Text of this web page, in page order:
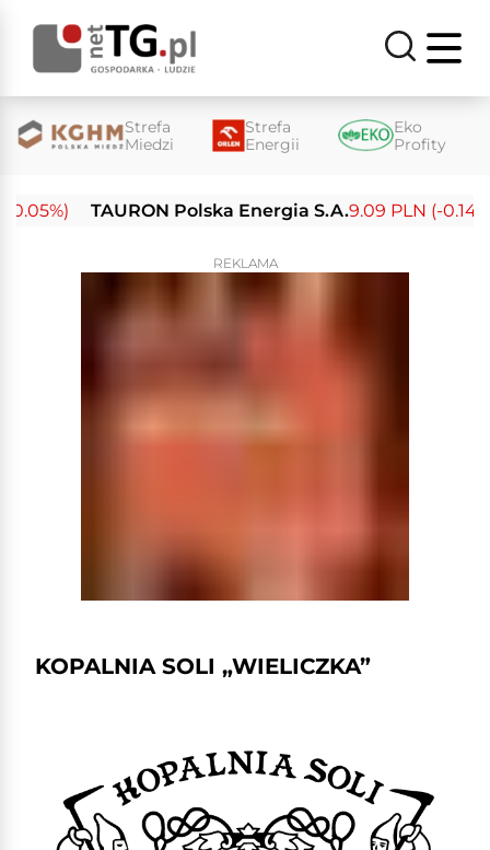
Strefa
Miedzi
Strefa
Energii
Eko
Profity
TAURON Polska Energia S.A.9.09 PLN (-0.14%)
REKLAMA
KOPALNIA SOLI „WIELICZKA”